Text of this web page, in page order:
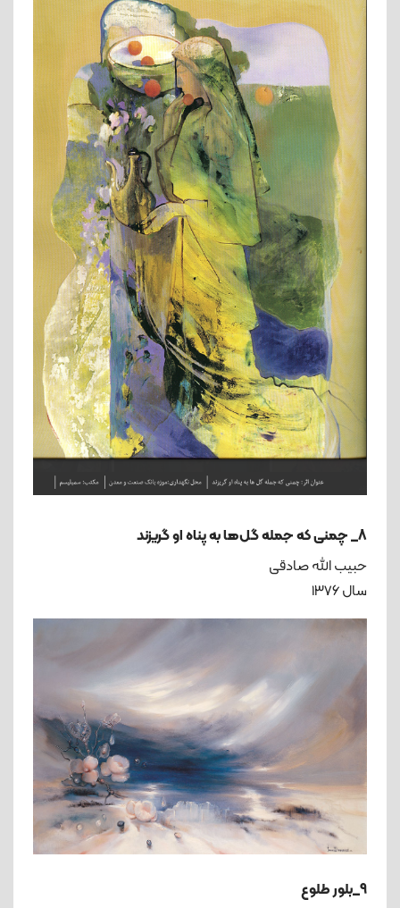
8_ چمنی که جمله گل‌ها به پناه او گریزند
حبیب الله صادقی
سال ۱۳۷۶
9_بلور طلوع